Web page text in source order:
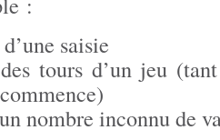
saisie
tours d’un jeu
nombre inconnu de